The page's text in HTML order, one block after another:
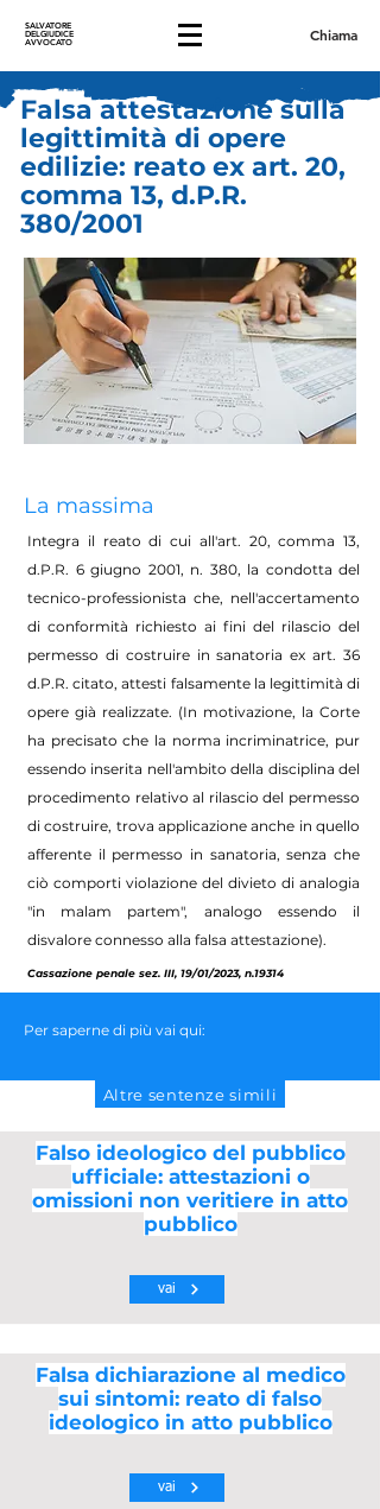
SALVATORE
DELGIUDICE
AVVOCATO Chiama
Falsa attestazione sulla
legittimità di opere
edilizie: reato ex art. 20,
comma 13, d.P.R.
380/2001
La massima
Integra il reato di cui all'art. 20, comma 13,
d.P.R. 6 giugno 2001, n. 380, la condotta del
tecnico-professionista che, nell'accertamento
di conformità richiesto ai fini del rilascio del
permesso di costruire in sanatoria ex art. 36
d.P.R. citato, attesti falsamente la legittimità di
opere già realizzate. (In motivazione, la Corte
ha precisato che la norma incriminatrice, pur
essendo inserita nell'ambito della disciplina del
procedimento relativo al rilascio del permesso
di costruire, trova applicazione anche in quello
afferente il permesso in sanatoria, senza che
ciò comporti violazione del divieto di analogia
"in malam partem", analogo essendo il
disvalore connesso alla falsa attestazione).
Cassazione penale sez. III, 19/01/2023, n.19314
Per saperne di più vai qui:
Altre sentenze simili
Falso ideologico del pubblico
ufficiale: attestazioni o
omissioni non veritiere in atto
pubblico
vai
Falsa dichiarazione al medico
sui sintomi: reato di falso
ideologico in atto pubblico
vai